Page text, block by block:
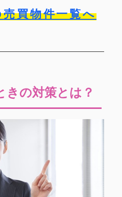
買物件一覧へ
きの対策とは？